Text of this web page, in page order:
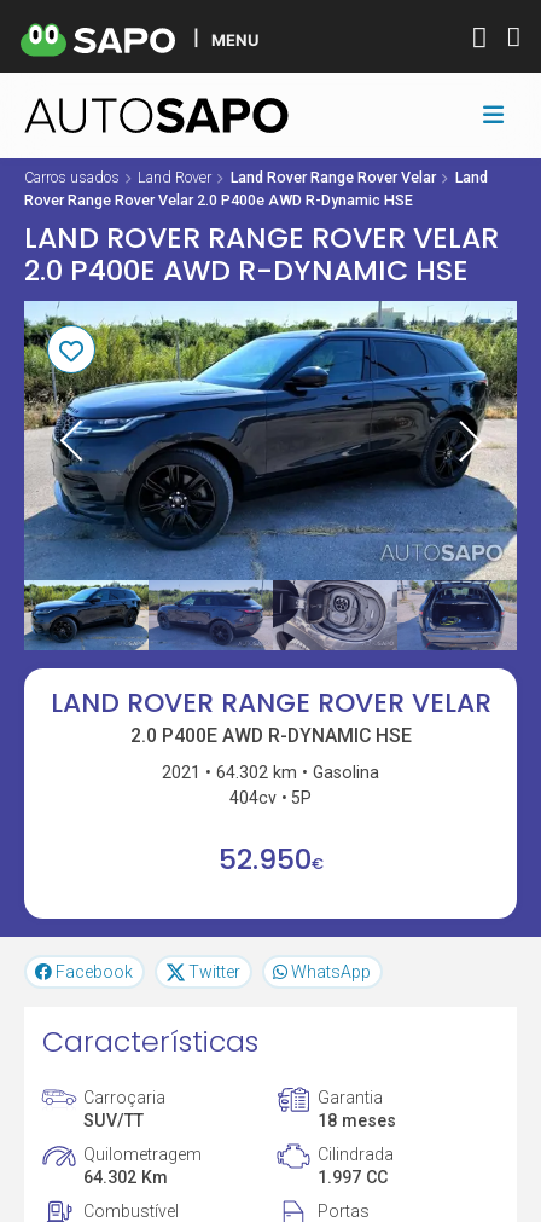
MENU
Carros usados Land Rover Land Rover Range Rover Velar
Land
Rover Range Rover Velar 2.0 P400e AWD R-Dynamic HSE
LAND ROVER RANGE ROVER VELAR
2.0 P400E AWD R-DYNAMIC HSE
LAND ROVER RANGE ROVER VELAR
2.0 P400E AWD R-DYNAMIC HSE
2021 64.302 km
Gasolina
404cv
5P
52.950€
Facebook Twitter WhatsApp
Características
Carroçaria
SUV/TT
Garantia
18 meses
Quilometragem
64.302 Km
Cilindrada
1.997 CC
Combustível
Portas